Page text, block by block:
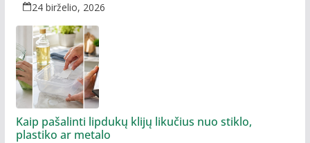
24 birželio, 2026
Kaip pašalinti lipdukų klijų likučius nuo stiklo,
plastiko ar metalo